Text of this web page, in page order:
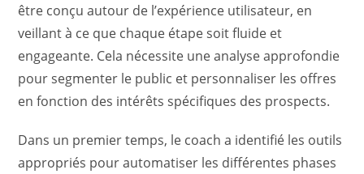
être conçu autour de l’expérience utilisateur, en
veillant à ce que chaque étape soit fluide et
engageante. Cela nécessite une analyse approfondie
pour segmenter le public et personnaliser les offres
en fonction des intérêts spécifiques des prospects.
Dans un premier temps, le coach a identifié les outils
appropriés pour automatiser les différentes phases